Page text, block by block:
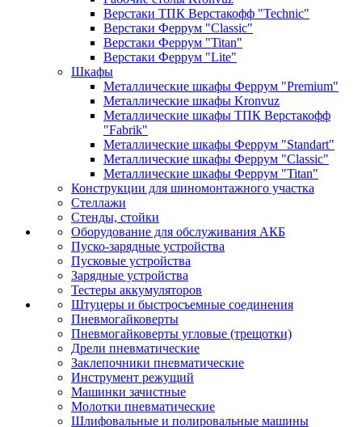
Верстаки ТПК Верстакофф "Technic"
Верстаки Феррум "Classic"
Верстаки Феррум "Titan"
Верстаки Феррум "Lite"
Шкафы
Металлические шкафы Феррум "Premium"
Металлические шкафы Kronvuz
Металлические шкафы ТПК Верстакофф
"Fabrik"
Металлические шкафы Феррум "Standart"
Металлические шкафы Феррум "Classic"
Металлические шкафы Феррум "Titan"
Конструкции для шиномонтажного участка
Стеллажи
Стенды, стойки
Оборудование для обслуживания АКБ
Пуско-зарядные устройства
Пусковые устройства
Зарядные устройства
Тестеры аккумуляторов
Штуцеры и быстросъемные соединения
Пневмогайковерты
Пневмогайковерты угловые (трещотки)
Дрели пневматические
Заклепочники пневматические
Инструмент режущий
Машинки зачистные
Молотки пневматические
Шлифовальные и полировальные машины